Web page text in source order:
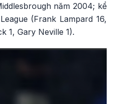
năm 2004; kể
(Frank Lampard 16,
1, Gary Neville 1).